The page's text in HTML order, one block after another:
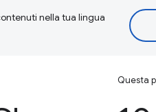
nella tua lingua
Questa